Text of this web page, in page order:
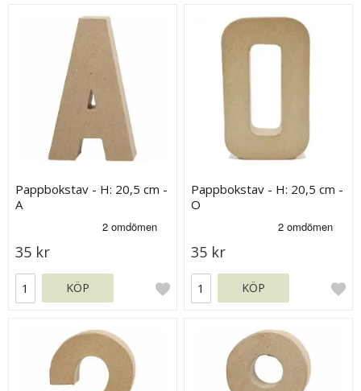
Pappbokstav - H: 20,5 cm -
A
35 kr
KÖP
Pappbokstav - H: 20,5 cm -
O
35 kr
KÖP